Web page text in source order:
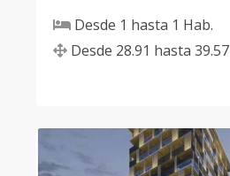
Desde 1 hasta 1 Hab.
Desde 28.91 hasta 39.57